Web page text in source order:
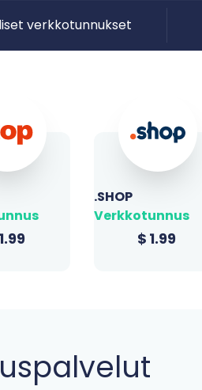
verkkotunnukset
1.99
.ONLINE
Verkkotunnus
$ 1.99